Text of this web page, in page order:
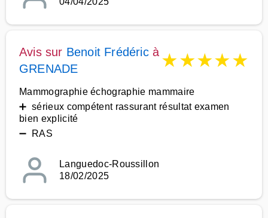
Avis sur Benoit Frédéricà
GRENADE
★★★★★
Mammographie échographie mammaire
➕ sérieux compétent rassurant résultat examen
bien explicité
➖ RAS
Languedoc-Roussillon
18/02/2025